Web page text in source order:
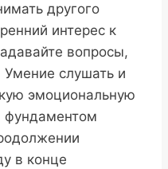
другого
интерес к
вопросы,
Умение слушать и
эмоциональную
фундаментом
в конце